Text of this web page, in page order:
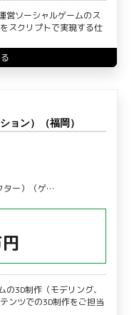
ソーシャルゲームのス
スクリプトで実現する仕
ョン）（福岡）
ター）（ゲ…
3D制作（モデリング、
ンツでの3D制作をご担当